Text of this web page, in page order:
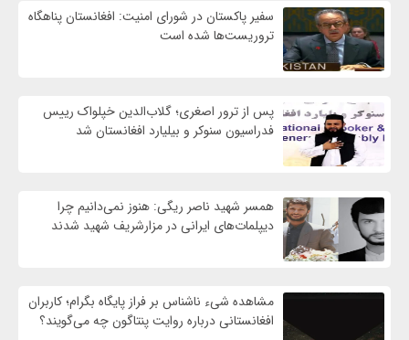
سفیر پاکستان در شورای امنیت: افغانستان پناهگاه
تروریست‌ها شده است
پس از ترور اصغری؛ گلاب‌الدین خپلواک رییس
فدراسیون سنوکر و بیلیارد افغانستان شد
همسر شهید ناصر ریگی: هنوز نمی‌دانیم چرا
دیپلمات‌های ایرانی در مزارشریف شهید شدند
مشاهده شیء ناشناس بر فراز پایگاه بگرام؛ کاربران
افغانستانی درباره روایت پنتاگون چه می‌گویند؟